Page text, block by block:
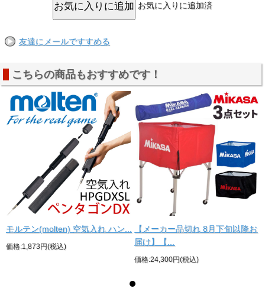
お気に入りに追加済
友達にメールですすめる
こちらの商品もおすすめです！
モルテン(molten) 空気入れ ハン...
価格:1,873円(税込)
【メーカー品切れ 8月下旬以降お
届け】【...
価格:24,300円(税込)